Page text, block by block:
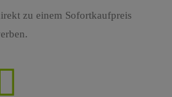
zu einem Sofortkaufpreis